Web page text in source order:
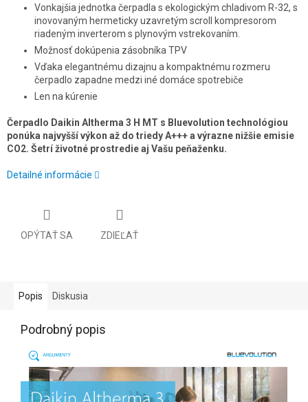
Vonkajšia jednotka čerpadla s ekologickým chladivom R-32, s
inovovaným hermeticky uzavretým scroll kompresorom
riadeným inverterom s plynovým vstrekovaním.
Možnosť dokúpenia zásobníka TPV
Vďaka elegantnému dizajnu a kompaktnému rozmeru
čerpadlo zapadne medzi iné domáce spotrebiče
Len na kúrenie
Čerpadlo Daikin Altherma 3 H MT s Bluevolution technológiou
ponúka najvyšší výkon až do triedy A+++ a výrazne nižšie emisie
CO2. Šetrí životné prostredie aj Vašu peňaženku.
Detailné informácie
OPÝTAŤ SA ZDIEĽAŤ
Popis Diskusia
Podrobný popis